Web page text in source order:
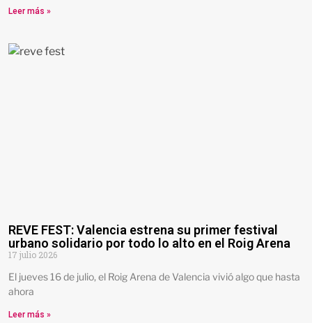
Leer más »
REVE FEST: Valencia estrena su primer festival
urbano solidario por todo lo alto en el Roig Arena
17 julio 2026
El jueves 16 de julio, el Roig Arena de Valencia vivió algo que hasta
ahora
Leer más »